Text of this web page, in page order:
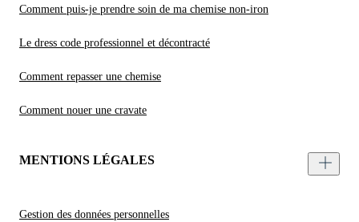
Comment puis-je prendre soin de ma chemise non-iron
Le dress code professionnel et décontracté
Comment repasser une chemise
Comment nouer une cravate
MENTIONS LÉGALES
Gestion des données personnelles